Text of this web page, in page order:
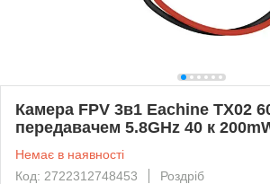
Камера FPV 3в1 Eachine TX02
передавачем 5.8GHz 40 к
Немає в наявності
Код: 2722312748453
Роздріб